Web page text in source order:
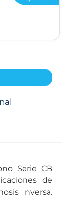
Serie CB
de
inversa.